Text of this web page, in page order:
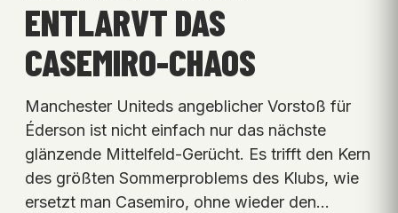
ENTLARVT DAS
CASEMIRO-CHAOS
Manchester Uniteds angeblicher Vorstoß für
Éderson ist nicht einfach nur das nächste
glänzende Mittelfeld-Gerücht. Es trifft den Kern
des größten Sommerproblems des Klubs, wie
ersetzt man Casemiro, ohne wieder den…